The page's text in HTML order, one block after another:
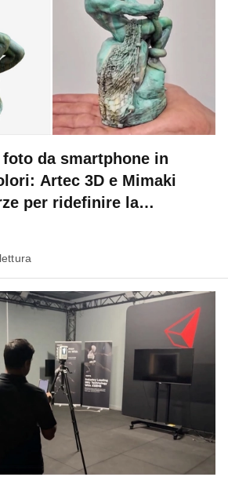
da smartphone in
Artec 3D e Mimaki
per ridefinire la